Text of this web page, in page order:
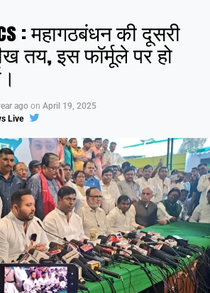
: महागठबंधन की दूसरी
तय, इस फॉर्मूले पर हो
ago on April 19, 2025
Live